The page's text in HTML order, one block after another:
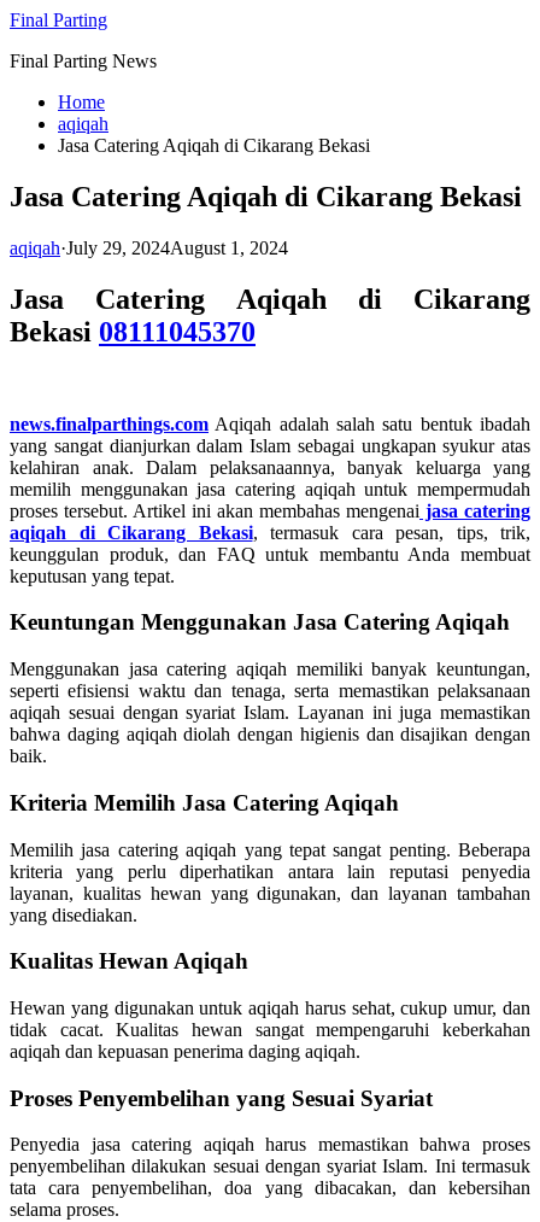
Skip
content
Final Parting
Final Parting News
Home
aqiqah
Jasa Catering Aqiqah di Cikarang Bekasi
Jasa Catering Aqiqah di Cikarang Bekasi
aqiqah·July 29, 2024August 1, 2024
Jasa Catering Aqiqah di Cikarang
Bekasi 08111045370
news.finalparthings.com Aqiqah adalah salah satu bentuk ibadah
yang sangat dianjurkan dalam Islam sebagai ungkapan syukur atas
kelahiran anak. Dalam pelaksanaannya, banyak keluarga yang
memilih menggunakan jasa catering aqiqah untuk mempermudah
proses tersebut. Artikel ini akan membahas mengenai jasa catering
aqiqah di Cikarang Bekasi, termasuk cara pesan, tips, trik,
keunggulan produk, dan FAQ untuk membantu Anda membuat
keputusan yang tepat.
Keuntungan Menggunakan Jasa Catering Aqiqah
Menggunakan jasa catering aqiqah memiliki banyak keuntungan,
seperti efisiensi waktu dan tenaga, serta memastikan pelaksanaan
aqiqah sesuai dengan syariat Islam. Layanan ini juga memastikan
bahwa daging aqiqah diolah dengan higienis dan disajikan dengan
baik.
Kriteria Memilih Jasa Catering Aqiqah
Memilih jasa catering aqiqah yang tepat sangat penting. Beberapa
kriteria yang perlu diperhatikan antara lain reputasi penyedia
layanan, kualitas hewan yang digunakan, dan layanan tambahan
yang disediakan.
Kualitas Hewan Aqiqah
Hewan yang digunakan untuk aqiqah harus sehat, cukup umur, dan
tidak cacat. Kualitas hewan sangat mempengaruhi keberkahan
aqiqah dan kepuasan penerima daging aqiqah.
Proses Penyembelihan yang Sesuai Syariat
Penyedia jasa catering aqiqah harus memastikan bahwa proses
penyembelihan dilakukan sesuai dengan syariat Islam. Ini termasuk
tata cara penyembelihan, doa yang dibacakan, dan kebersihan
selama proses.